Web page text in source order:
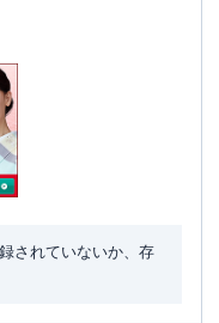
されていないか、存